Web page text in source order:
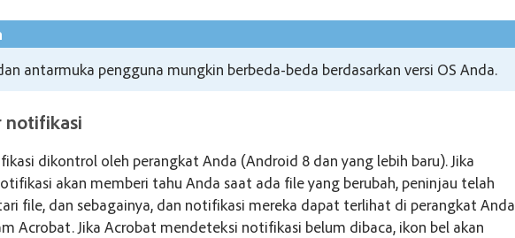
antarmuka pengguna mungkin berbeda-beda berdasarkan versi OS Anda.
notifikasi
dikontrol oleh perangkat Anda (Android 8 dan yang lebih baru). Jika
akan memberi tahu Anda saat ada file yang berubah, peninjau telah
file, dan sebagainya, dan notifikasi mereka dapat terlihat di perangkat Anda
Acrobat. Jika Acrobat mendeteksi notifikasi belum dibaca, ikon bel akan